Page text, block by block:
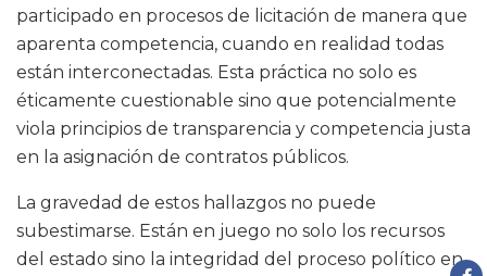
participado en procesos de licitación de manera que
aparenta competencia, cuando en realidad todas
están interconectadas. Esta práctica no solo es
éticamente cuestionable sino que potencialmente
viola principios de transparencia y competencia justa
en la asignación de contratos públicos.
La gravedad de estos hallazgos no puede
subestimarse. Están en juego no solo los recursos
del estado sino la integridad del proceso político en